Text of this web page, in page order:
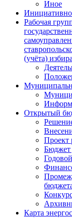
Иное
Рабочая
(учёта)
Открытый
Проект
Бюджет
Карта